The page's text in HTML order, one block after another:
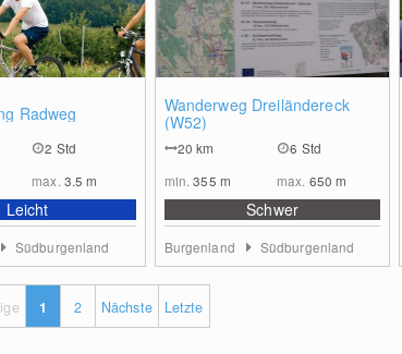
Radweg
2 Std
max. 3.5m
Leicht
Südburgenland
Wanderweg Dreiländereck
(W52)
20km
6 Std
min.355 m max. 650m
Schwer
Burgenland Südburgenland
1 2 Nächste Letzte